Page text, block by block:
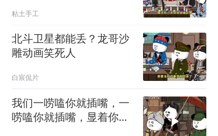
粘土手工
北斗卫星都能丢？龙哥沙
雕动画笑死人
白宸侃片
我们一唠嗑你就插嘴，一
唠嗑你就插嘴，显着你